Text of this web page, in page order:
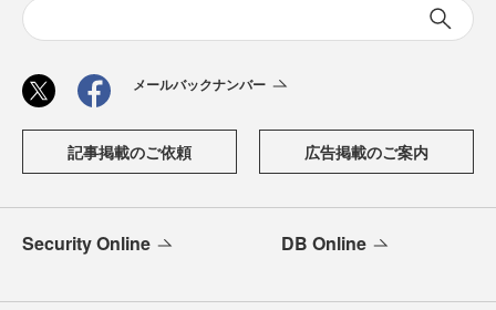
メールバックナンバー
記事掲載のご依頼 広告掲載のご案内
Security Online DB Online